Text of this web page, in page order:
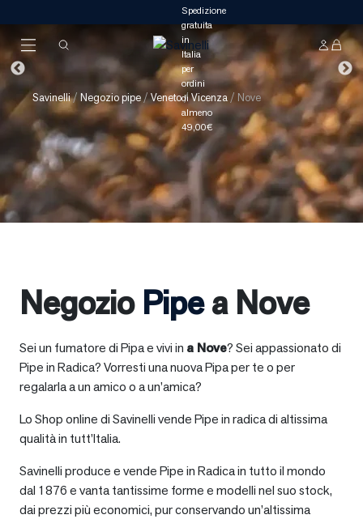
Savinelli/ Negozio pipe/Veneto/Vicenza / Nove
Negozio Pipea Nove
Sei un fumatore di Pipa e vivi in a Nove? Sei appassionato di
Pipe in Radica? Vorresti una nuova Pipa per te o per
regalarla a un amico o a un’amica?
Lo Shop online di Savinelli vende Pipe in radica di altissima
qualità in tutt’Italia.
Savinelli produce e vende Pipe in Radica in tutto il mondo
dal 1876 e vanta tantissime forme e modelli nel suo stock,
dai prezzi più economici, pur conservando un’altissima